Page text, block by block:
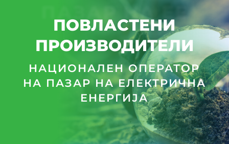
ПАЗАР НА ЕЕ
ПОВЛАСТЕНИ
ПРОИЗВОДИТЕЛИ
НАЦИОНАЛЕН ОПЕРАТОР
НА ПАЗАР НА ЕЛЕКТРИЧНА
ЕНЕРГИЈА